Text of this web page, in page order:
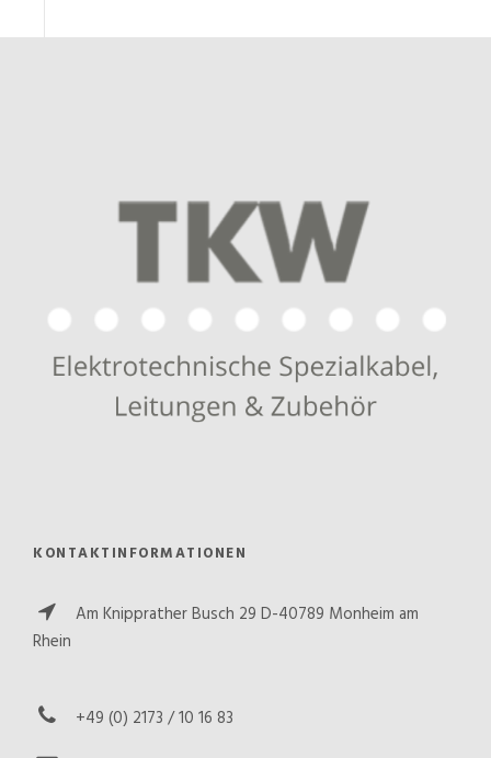
KONTAKTINFORMATIONEN
Am Knipprather Busch 29 D-40789 Monheim am
Rhein
+49 (0) 2173 / 10 16 83